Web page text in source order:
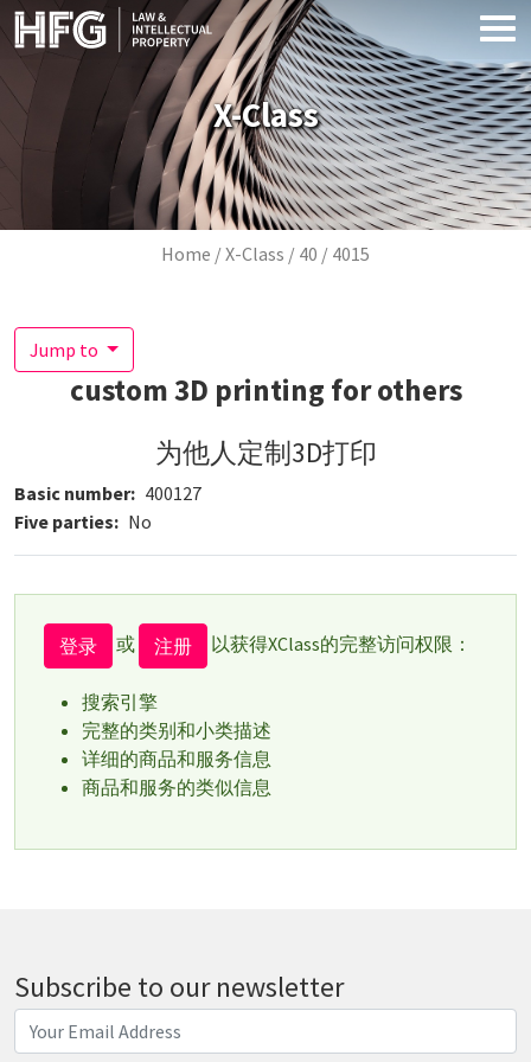
Skip to main content
X-Class
Breadcrumb
Home X-Class 40 4015
Jump to
custom 3D printing for others
为他人定制3D打印
Basic number
400127
Five parties
No
登录 或 注册 以获得XClass的完整访问权限：
搜索引擎
完整的类别和小类描述
详细的商品和服务信息
商品和服务的类似信息
Subscribe to our newsletter